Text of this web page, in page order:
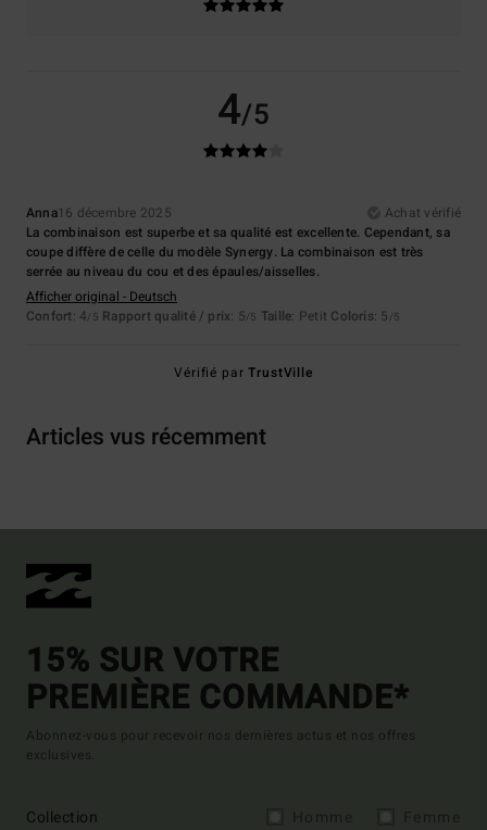
4/5
Anna16 décembre 2025
Achat vérifié
La combinaison est superbe et sa qualité est excellente. Cependant, sa
coupe diffère de celle du modèle Synergy. La combinaison est très
serrée au niveau du cou et des épaules/aisselles.
Afficher original - Deutsch
Confort: 4/5 Rapport qualité / prix: 5/5 Taille: Petit Coloris: 5 /5
Vérifié parTrustVille
Articles vus récemment
15% SUR VOTRE
PREMIÈRE COMMANDE*
Abonnez-vous pour recevoir nos dernières actus et nos offres
exclusives.
Collection